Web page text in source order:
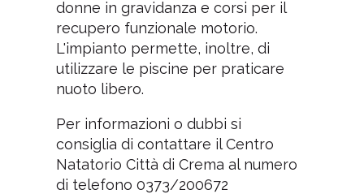
donne in gravidanza e corsi per il
recupero funzionale motorio.
L'impianto permette, inoltre, di
utilizzare le piscine per praticare
nuoto libero.
Per informazioni o dubbi si
consiglia di contattare il Centro
Natatorio Città di Crema al numero
di telefono 0373/200672